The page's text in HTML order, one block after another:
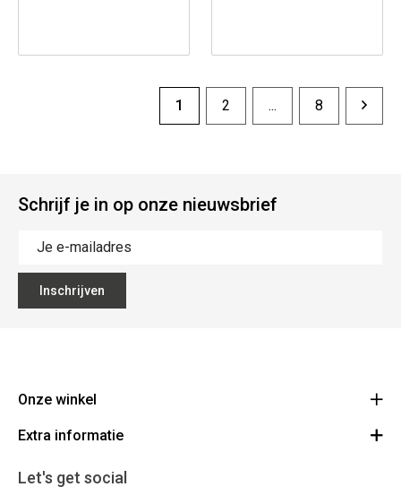
1 2 ... 8
Schrijf je in op onze nieuwsbrief
Inschrijven
Onze winkel
Lippenslaan 12
Route
Extra informatie
Algemene Voorwaarden
Let's get social